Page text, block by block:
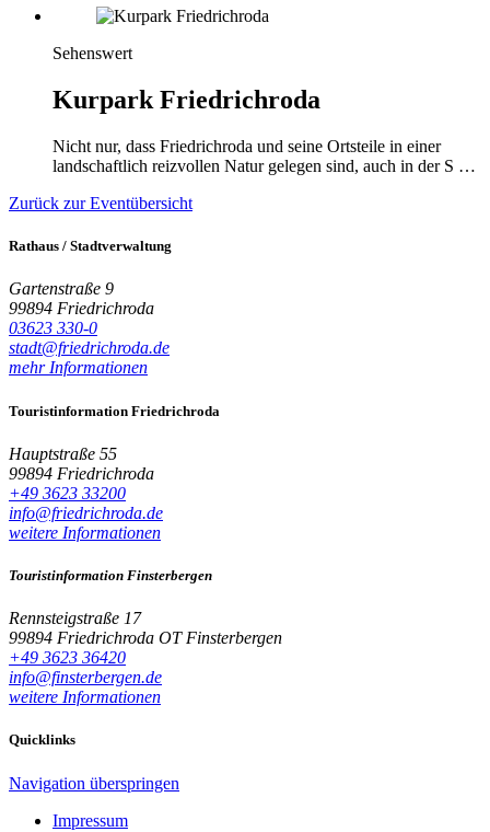
Sehenswert
Kurpark Friedrichroda
Nicht nur, dass Friedrichroda und seine Ortsteile in einer
landschaftlich reizvollen Natur gelegen sind, auch in der S …
Zurück zur Eventübersicht
Rathaus / Stadtverwaltung
Gartenstraße 9
99894 Friedrichroda
03623 330-0
stadt@friedrichroda.de
mehr Informationen
Touristinformation Friedrichroda
Hauptstraße 55
99894 Friedrichroda
+49 3623 33200
info@friedrichroda.de
weitere Informationen
Touristinformation Finsterbergen
Rennsteigstraße 17
99894 Friedrichroda OT Finsterbergen
+49 3623 36420
info@finsterbergen.de
weitere Informationen
Quicklinks
Navigation überspringen
Impressum